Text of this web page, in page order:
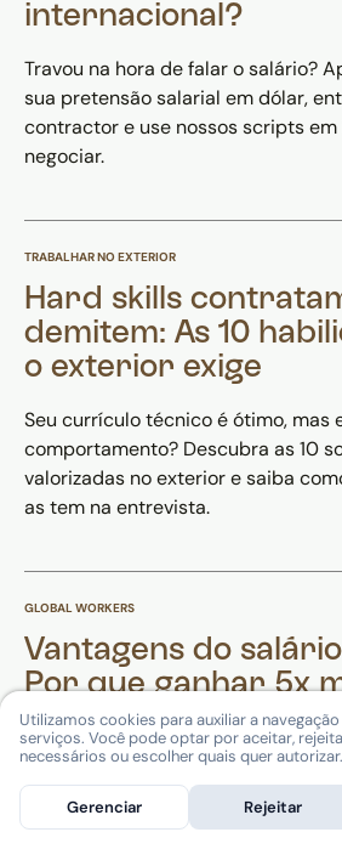
internacional?
Travou na hora de falar o salário?
sua pretensão salarial em dólar,
contractor e use nossos scripts em
negociar.
TRABALHAR NO EXTERIOR
Hard skills
demitem: As 10
o exterior exige
Seu currículo técnico é ótimo, mas
comportamento? Descubra as 10
valorizadas no exterior e saiba
as tem na entrevista.
GLOBAL WORKERS
Vantagens do
Por que ganhar 5x
morando no Brasil?
Quer multiplicar seu poder de
vantagens de ganhar salário em
Brasil . Veja como funciona o
Utilizamos cookies para auxiliar a
serviços. Você pode optar por aceitar,
necessários ou escolher quais quer autorizar.
Gerenciar Rejeitar